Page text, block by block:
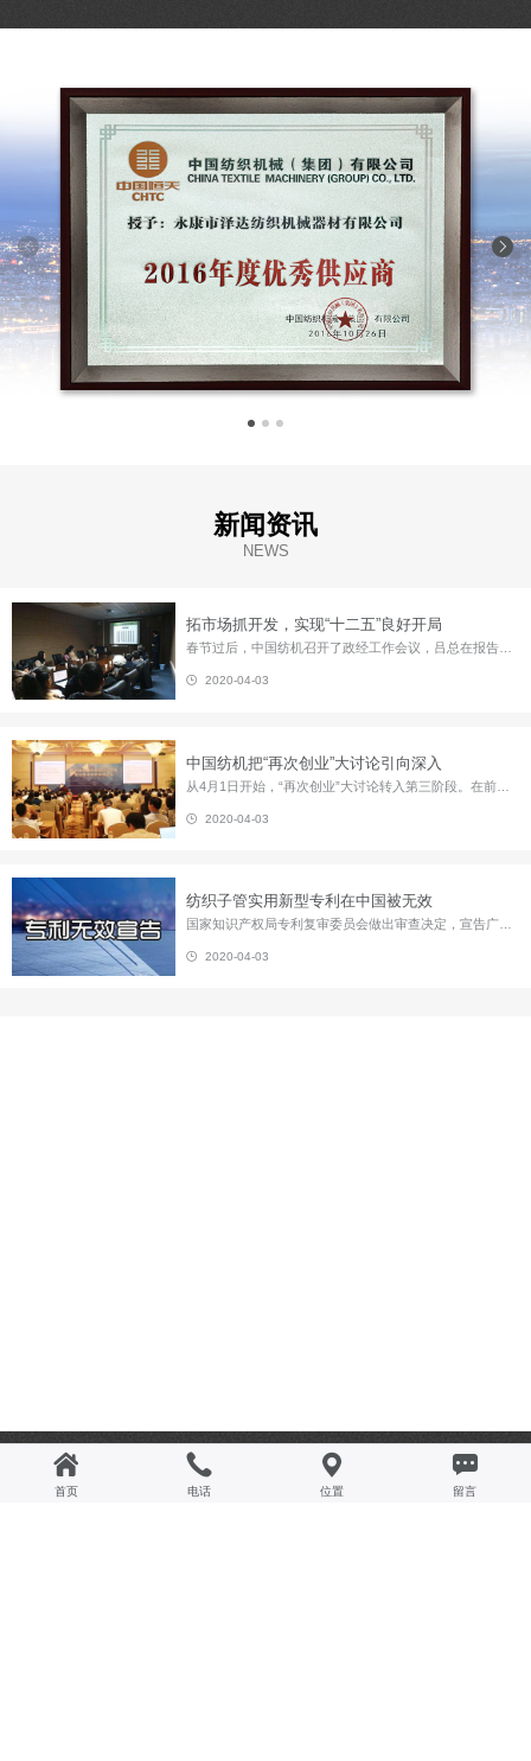
新闻资讯
NEWS
拓市场抓开发，实现“十二五”良好开局
春节过后，中国纺机召开了政经工作会议，吕总在报告中提出了2011年经营目标，强调要以创业精神开展工作。与会干部员工认为，报告符合中国纺机当前实际，切点得当，措施有力，是中国纺机实现“十二五”良好开局坚实的第一步。 就中纺机目前的状况而言，优势主要体现在三个方面：首先，纺机是我国最早制造织布机的专业企业。自生产中国第一台自动织机始为中国纺织行业的发展作出了重大贡献，从一定意义上说是中国织...
2020-04-03
中国纺机把“再次创业”大讨论引向深入
从4月1日开始，“再次创业”大讨论转入第三阶段。在前两阶段，经过宣传动员、形势任务教育、确定讨论主题、建立交流平台和广泛的学习讨论，激起了中国纺机干部职工对公司“重新开始、再争第一”的热情。综合各部门党支部反馈情况，不难看出，一份份发言材料，坦露了职工关注企业的心迹，一个个信心、责任的表白，释放出了职工对中国纺机这一老字号企业再次崛起的期待和决心。 中国纺机党委...
2020-04-03
纺织子管实用新型专利在中国被无效
国家知识产权局专利复审委员会做出审查决定，宣告广州市通柏通信设备有限公司的201220229261.7号实用新型专利相对于先前技术不具备创造性，全部无效。 该实用新型专利于2012年申请并命名为“光电缆保护管”，其实和通信行业常用的纺织子管相关。 在广州通柏的实用新型专利被无效后不久，于12月25日，专利复审委员会再次做出审查决定，宣告常州南玻复合材料有限公司的2012204928...
2020-04-03
首页 电话 位置 留言